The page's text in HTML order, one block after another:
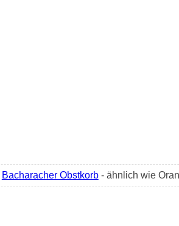
Bacharacher Obstkorb- ähnlich wie